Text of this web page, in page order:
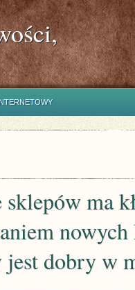
ma
jest dobry w